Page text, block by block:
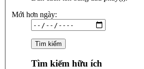
Mới hơn ngày:
Tìm kiếm hữu ích